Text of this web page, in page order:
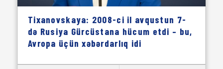
Tixanovskaya: 2008-ci il avqustun 7-
də Rusiya Gürcüstana hücum etdi – bu,
Avropa üçün xəbərdarlıq idi